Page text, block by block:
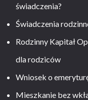
świadczenia?
Świadczenia
Rodzinny Kapitał
dla rodziców
Wniosek o
Mieszkanie bez